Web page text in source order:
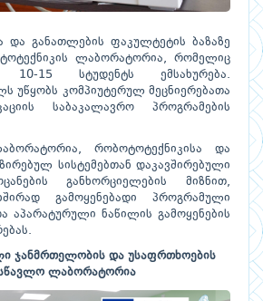
და განათლების ფაკულტეტის ბაზაზე
ლაბორატორია, რომელიც
15 სტუდენტს ემსახურება.
უწყობს კომპიუტერულ მეცნიერებათა
საბაკალავრო პროგრამების
რობოტოტექნიკისა და
სისტემებთან დაკავშირებული
განხორციელების მიზნით,
გამოყენებადი პროგრამული
აპარატურული ნაწილის გამოყენების
ჯანმრთელობის და უსაფრთხოების
ლაბორატორია